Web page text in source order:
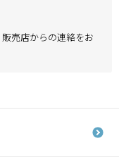
売店からの連絡をお